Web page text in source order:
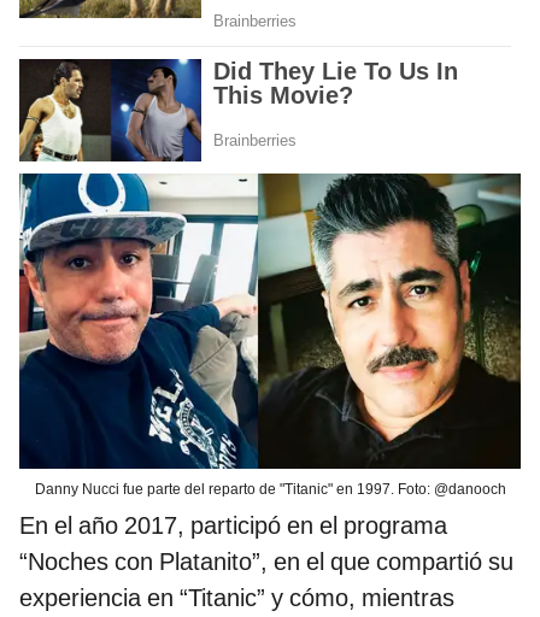
Danny Nucci fue parte del reparto de "Titanic" en 1997. Foto: @danooch
En el año 2017, participó en el programa
“Noches con Platanito”, en el que compartió su
experiencia en “Titanic” y cómo, mientras